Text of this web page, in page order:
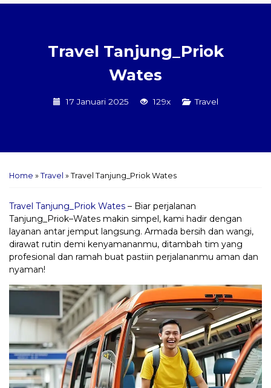
Travel Tanjung_Priok
Wates
17 Januari 2025 129x Travel
Home » Travel » Travel Tanjung_Priok Wates
Travel Tanjung_Priok Wates – Biar perjalanan
Tanjung_Priok–Wates makin simpel, kami hadir dengan
layanan antar jemput langsung. Armada bersih dan wangi,
dirawat rutin demi kenyamananmu, ditambah tim yang
profesional dan ramah buat pastiin perjalananmu aman dan
nyaman!